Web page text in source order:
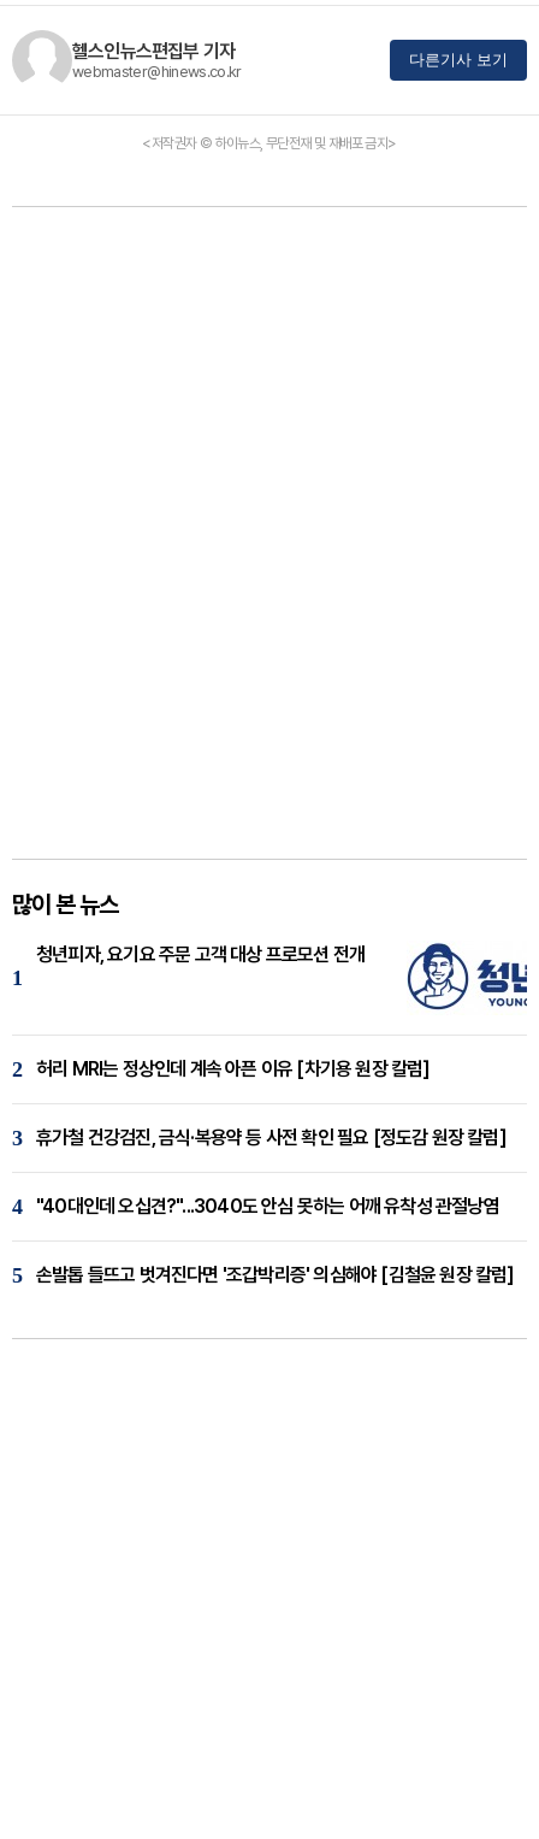
헬스인뉴스편집부 기자
webmaster@hinews.co.kr
다른기사 보기
<저작권자 © 하이뉴스, 무단전재 및 재배포 금지>
많이 본 뉴스
1
청년피자, 요기요 주문 고객 대상 프로모션 전개
2 허리 MRI는 정상인데 계속 아픈 이유 [차기용 원장 칼럼]
3 휴가철 건강검진, 금식·복용약 등 사전 확인 필요 [정도감 원장 칼럼]
4 "40대인데 오십견?"...3040도 안심 못하는 어깨 유착성 관절낭염
5 손발톱 들뜨고 벗겨진다면 '조갑박리증' 의심해야 [김철윤 원장 칼럼]